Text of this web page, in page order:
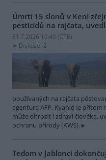
Úmrtí 15 slonů v Keni
pesticidů na rajčata,
31.7.2026 10:49 (ČTK)
Diskuse: 2
používaných na rajčata
agentura AFP. Kyanid je
může ohrozit i zdraví člověka,
ochranu přírody (KWS).
Tedom v Jablonci